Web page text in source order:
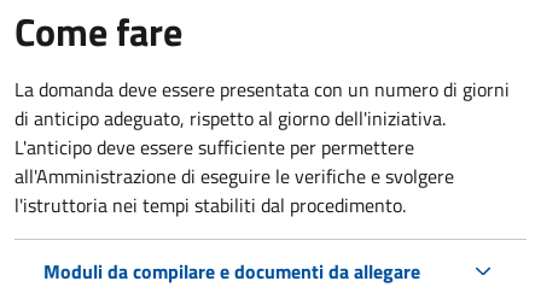
Come fare
La domanda deve essere presentatacon un numero di giorni
di anticipo adeguato, rispetto al giorno dell'iniziativa.
L'anticipo deve essere sufficiente per permettere
all'Amministrazione di eseguire le verifiche e svolgere
l'istruttoria nei tempi stabiliti dal procedimento.
Moduli da compilare e documenti da allegare